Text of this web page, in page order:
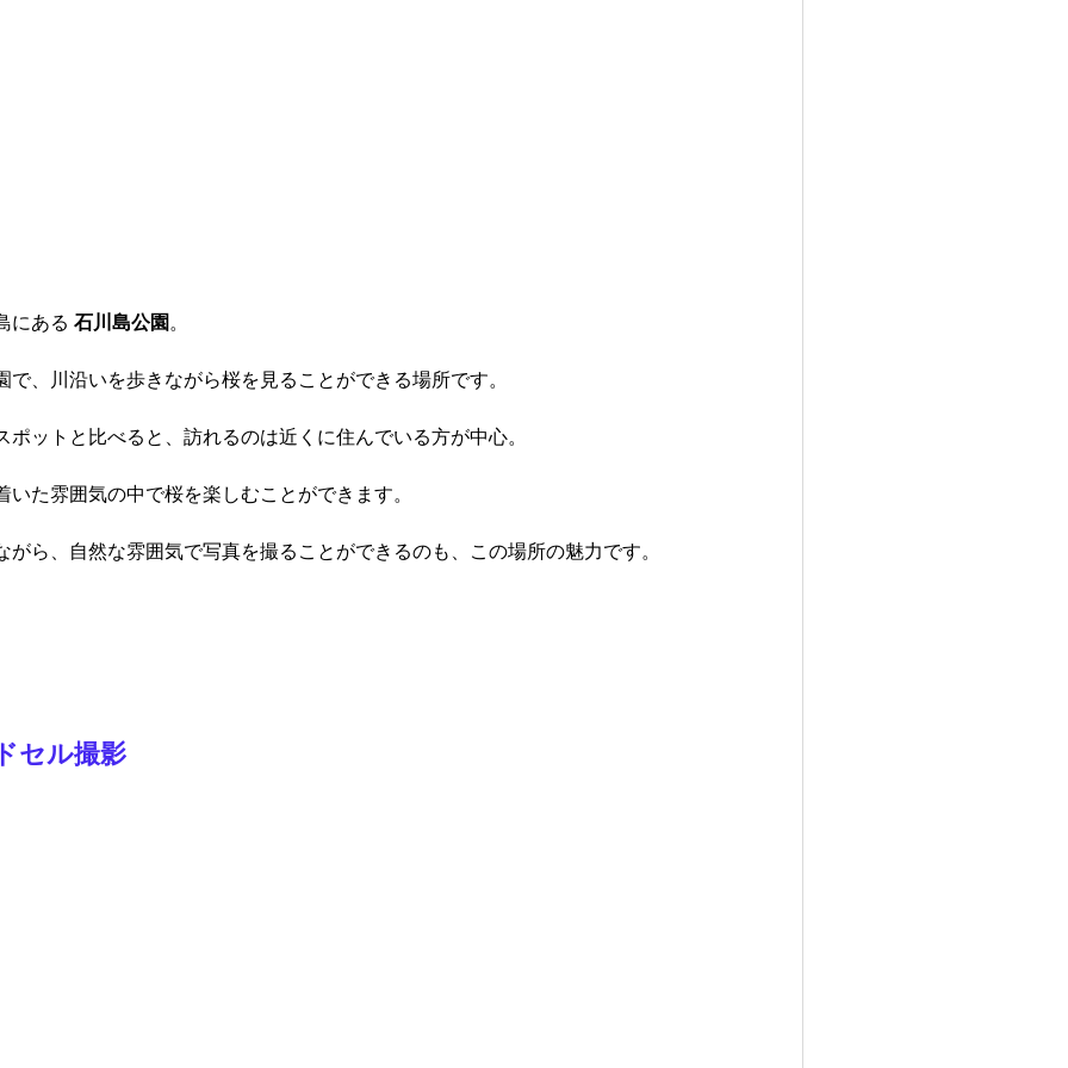
にある 石川島公園 。
で、川沿いを歩きながら桜を見ることができる場所です。
ポットと比べると、訪れるのは近くに住んでいる方が中心。
いた雰囲気の中で桜を楽しむことができます。
がら、自然な雰囲気で写真を撮ることができるのも、この場所の魅力です。
セル撮影